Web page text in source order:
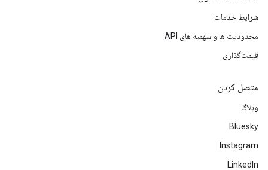
شرایط خدمات
محدودیت ها و سهمیه های API
قیمت‌گذاری
متصل کردن
وبلاگ
Bluesky
Instagram
LinkedIn